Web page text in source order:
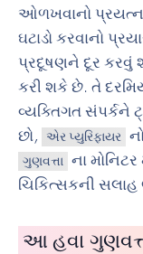
ઓળખવાનો પ્રયત્ન
ઘટાડો કરવાનો
પ્રદૂષણને દૂર કરવું
કરી શકે છે. તે
વ્યક્તિગત સંપર્કને
છો,
એર પ્યુરિફાયર
ગુણવત્તા
ના
ચિકિત્સકની સલાહ
આ હવા